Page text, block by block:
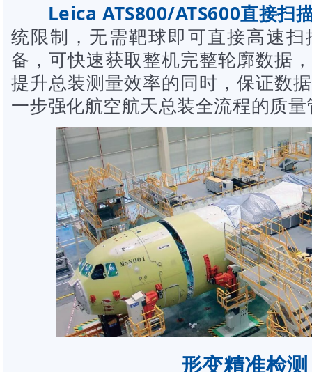
Leica ATS800/ATS600直接扫
统限制，无需靶球即可直接高速
备，可快速获取整机完整轮廓数据
提升总装测量效率的同时，保证数
一步强化航空航天总装全流程的质
形变精准检